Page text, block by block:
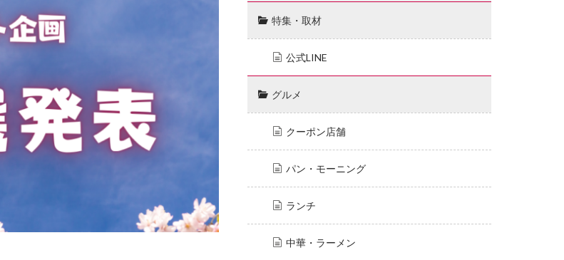
特集・取材
公式LINE
グルメ
クーポン店舗
パン・モーニング
ランチ
中華・ラーメン